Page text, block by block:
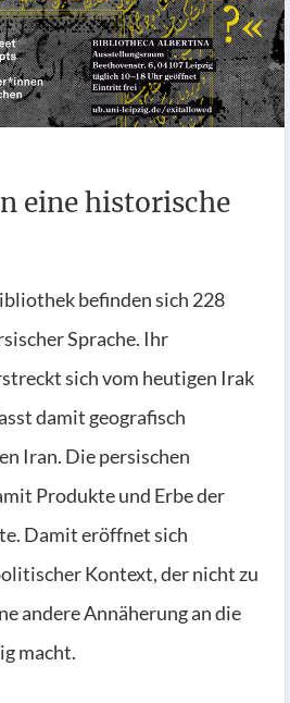
eine historische
befinden sich 228
Sprache. Ihr
sich vom heutigen Irak
damit geografisch
Iran. Die persischen
Produkte und Erbe der
Damit eröffnet sich
Kontext, der nicht zu
andere Annäherung an die
macht.